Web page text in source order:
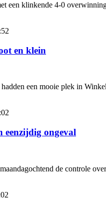
een klinkende 4-0
en klein
een mooie plek in
eenzijdig ongeval
de controle